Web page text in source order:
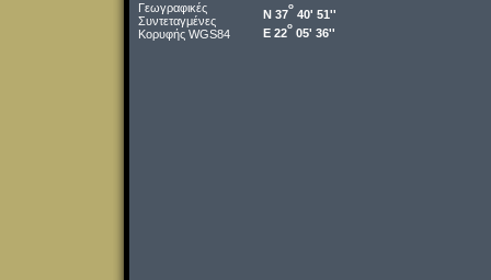
Γεωγραφικές
Συντεταγμένες
Κορυφής WGS84
Ν 37
o
40' 51''
Ε 22
o
05' 36''